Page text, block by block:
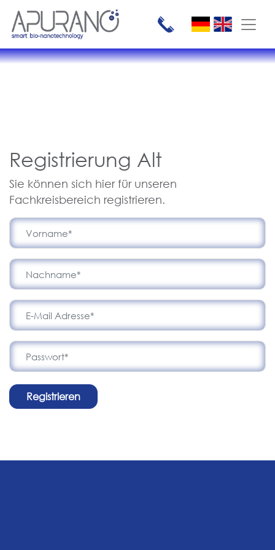
Zum Inhalt springen
Hauptnavigation
Registrierung Alt
Sie können sich hier für unseren
Fachkreisbereich registrieren.